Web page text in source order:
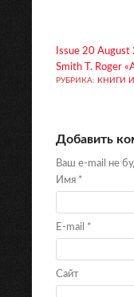
Issue 20 August
Smith T. Roger
РУБРИКА: КНИГИ
Добавить
Ваш e-mail не
Имя *
E-mail *
Сайт